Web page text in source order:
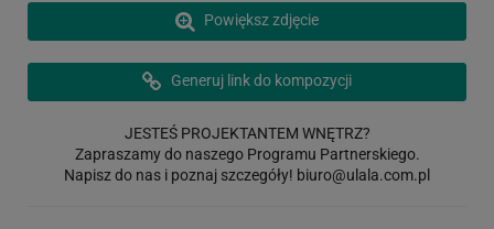
Powiększ zdjęcie
Generuj link do kompozycji
JESTEŚ PROJEKTANTEM WNĘTRZ?
Zapraszamy do naszego Programu Partnerskiego.
Napisz do nas i poznaj szczegóły! biuro@ulala.com.pl